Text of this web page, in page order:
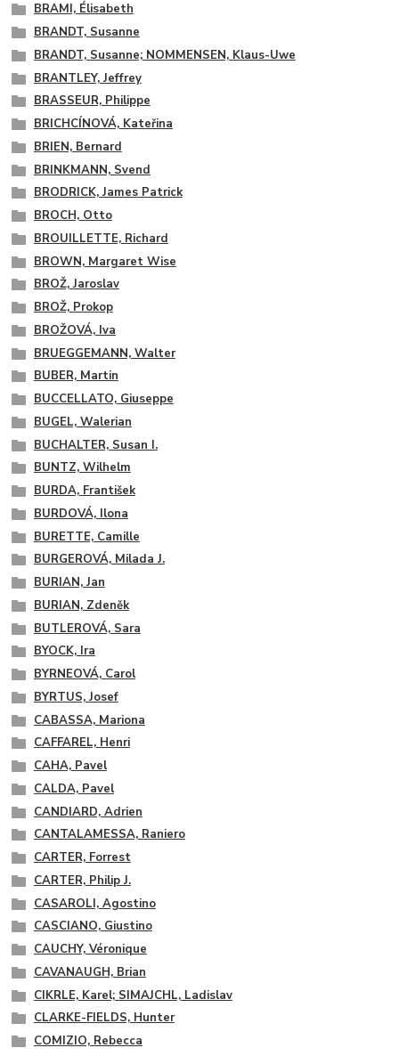
BRAMI, Élisabeth
BRANDT, Susanne
BRANDT, Susanne; NOMMENSEN, Klaus-Uwe
BRANTLEY, Jeffrey
BRASSEUR, Philippe
BRICHCÍNOVÁ, Kateřina
BRIEN, Bernard
BRINKMANN, Svend
BRODRICK, James Patrick
BROCH, Otto
BROUILLETTE, Richard
BROWN, Margaret Wise
BROŽ, Jaroslav
BROŽ, Prokop
BROŽOVÁ, Iva
BRUEGGEMANN, Walter
BUBER, Martin
BUCCELLATO, Giuseppe
BUGEL, Walerian
BUCHALTER, Susan I.
BUNTZ, Wilhelm
BURDA, František
BURDOVÁ, Ilona
BURETTE, Camille
BURGEROVÁ, Milada J.
BURIAN, Jan
BURIAN, Zdeněk
BUTLEROVÁ, Sara
BYOCK, Ira
BYRNEOVÁ, Carol
BYRTUS, Josef
CABASSA, Mariona
CAFFAREL, Henri
CAHA, Pavel
CALDA, Pavel
CANDIARD, Adrien
CANTALAMESSA, Raniero
CARTER, Forrest
CARTER, Philip J.
CASAROLI, Agostino
CASCIANO, Giustino
CAUCHY, Véronique
CAVANAUGH, Brian
CIKRLE, Karel; SIMAJCHL, Ladislav
CLARKE-FIELDS, Hunter
COMIZIO, Rebecca